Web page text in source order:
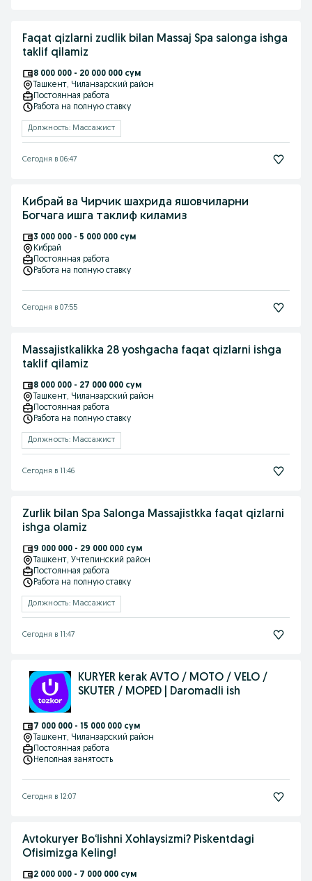
Faqat qizlarni zudlik bilan Massaj Spa salonga ishga
taklif qilamiz
8 000 000 - 20 000 000 сум
Ташкент, Чиланзарский район
Постоянная работа
Работа на полную ставку
Должность: Массажист
Сегодня в 06:47
Кибрай ва Чирчик шахрида яшовчиларни
Богчага ишга таклиф киламиз
3 000 000 - 5 000 000 сум
Кибрай
Постоянная работа
Работа на полную ставку
Сегодня в 07:55
Massajistkalikka 28 yoshgacha faqat qizlarni ishga
taklif qilamiz
8 000 000 - 27 000 000 сум
Ташкент, Чиланзарский район
Постоянная работа
Работа на полную ставку
Должность: Массажист
Сегодня в 11:46
Zurlik bilan Spa Salonga Massajistkka faqat qizlarni
ishga olamiz
9 000 000 - 29 000 000 сум
Ташкент, Учтепинский район
Постоянная работа
Работа на полную ставку
Должность: Массажист
Сегодня в 11:47
KURYER kerak AVTO / MOTO / VELO /
SKUTER / MOPED | Daromadli ish
7 000 000 - 15 000 000 сум
Ташкент, Чиланзарский район
Постоянная работа
Неполная занятость
Сегодня в 12:07
Avtokuryer Bo‘lishni Xohlaysizmi? Piskentdagi
Ofisimizga Keling!
2 000 000 - 7 000 000 сум